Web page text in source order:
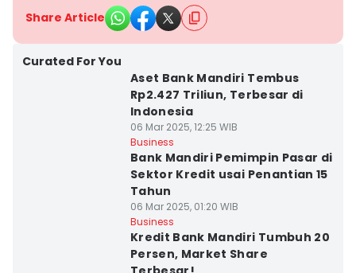
Share Article
Curated For You
Aset Bank Mandiri Tembus
Rp2.427 Triliun, Terbesar di
Indonesia
06 Mar 2025, 12:25 WIB
Business
Bank Mandiri Pemimpin Pasar di
Sektor Kredit usai Penantian 15
Tahun
06 Mar 2025, 01:20 WIB
Business
Kredit Bank Mandiri Tumbuh 20
Persen, Market Share